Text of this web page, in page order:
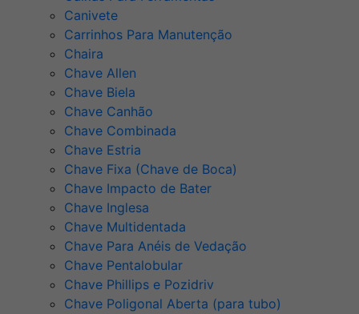
Canivete
Carrinhos Para Manutenção
Chaira
Chave Allen
Chave Biela
Chave Canhão
Chave Combinada
Chave Estria
Chave Fixa (Chave de Boca)
Chave Impacto de Bater
Chave Inglesa
Chave Multidentada
Chave Para Anéis de Vedação
Chave Pentalobular
Chave Phillips e Pozidriv
Chave Poligonal Aberta (para tubo)